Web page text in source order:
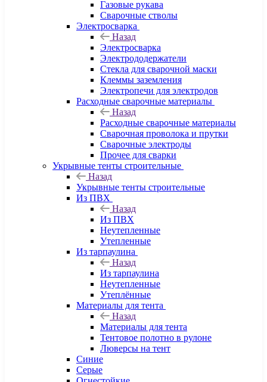
Газовые рукава
Сварочные стволы
Электросварка
Назад
Электросварка
Электрододержатели
Стекла для сварочной маски
Клеммы заземления
Электропечи для электродов
Расходные сварочные материалы
Назад
Расходные сварочные материалы
Сварочная проволока и прутки
Сварочные электроды
Прочее для сварки
Укрывные тенты строительные
Назад
Укрывные тенты строительные
Из ПВХ
Назад
Из ПВХ
Неутепленные
Утепленные
Из тарпаулина
Назад
Из тарпаулина
Неутепленные
Утеплённые
Материалы для тента
Назад
Материалы для тента
Тентовое полотно в рулоне
Люверсы на тент
Синие
Серые